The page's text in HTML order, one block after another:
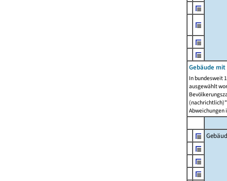
Gebäude
In bundesweit
ausgewählt
Abweichungen